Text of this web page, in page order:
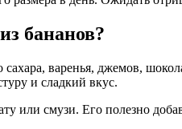
бананов?
варенья, джемов,
и сладкий вкус.
смузи. Его полезно